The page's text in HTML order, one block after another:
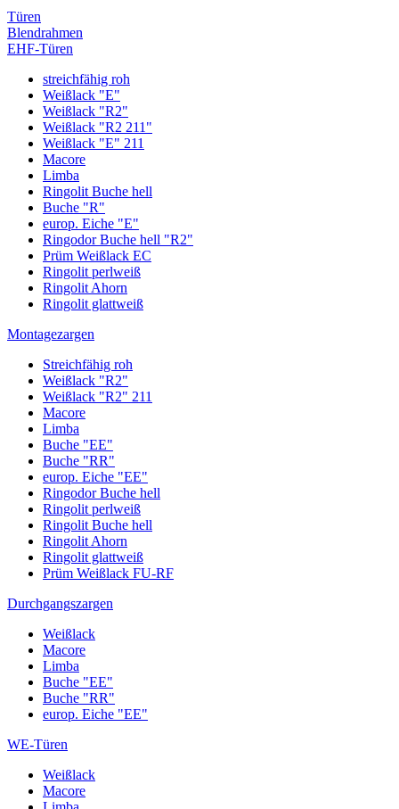
Türen
Blendrahmen
EHF-Türen
streichfähig roh
Weißlack "E"
Weißlack "R2"
Weißlack "R2 211"
Weißlack "E" 211
Macore
Limba
Ringolit Buche hell
Buche "R"
europ. Eiche "E"
Ringodor Buche hell "R2"
Prüm Weißlack EC
Ringolit perlweiß
Ringolit Ahorn
Ringolit glattweiß
Montagezargen
Streichfähig roh
Weißlack "R2"
Weißlack "R2" 211
Macore
Limba
Buche "EE"
Buche "RR"
europ. Eiche "EE"
Ringodor Buche hell
Ringolit perlweiß
Ringolit Buche hell
Ringolit Ahorn
Ringolit glattweiß
Prüm Weißlack FU-RF
Durchgangszargen
Weißlack
Macore
Limba
Buche "EE"
Buche "RR"
europ. Eiche "EE"
WE-Türen
Weißlack
Macore